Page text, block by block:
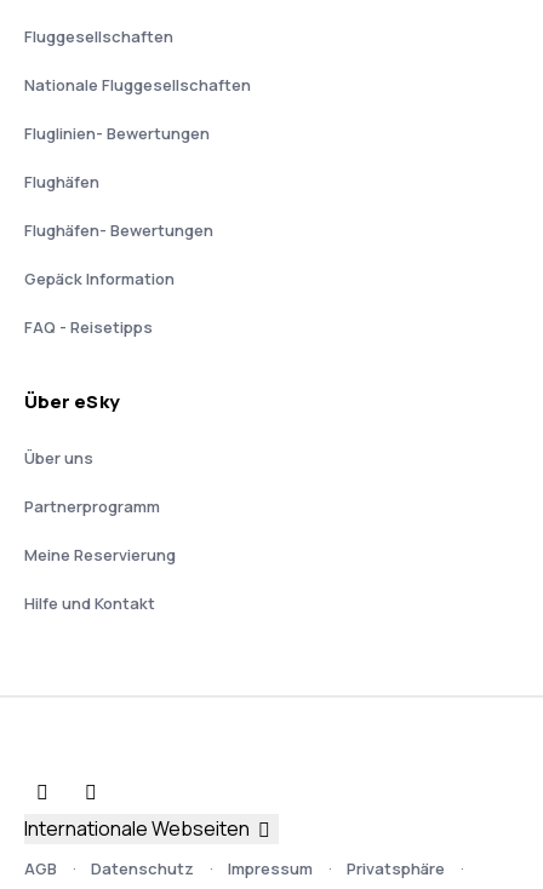
Fluggesellschaften
Nationale Fluggesellschaften
Fluglinien- Bewertungen
Flughäfen
Flughäfen- Bewertungen
Gepäck Information
FAQ - Reisetipps
Über eSky
Über uns
Partnerprogramm
Meine Reservierung
Hilfe und Kontakt
AGB Datenschutz Impressum Privatsphäre
Internationale Webseiten